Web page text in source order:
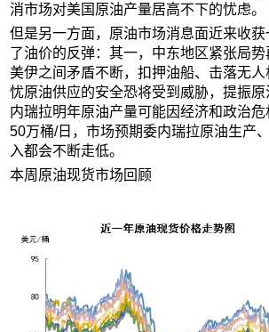
消市场对美国原油产量居高不下的忧虑。
但是另一方面，原油市场消息面近来收
了油价的反弹：其一，中东地区紧张局势
美伊之间矛盾不断，扣押油船、击落无
忧原油供应的安全恐将受到威胁，提振
内瑞拉明年原油产量可能因经济和政治
50万桶/日，市场预期委内瑞拉原油生产
入都会不断走低。
本周原油现货市场回顾